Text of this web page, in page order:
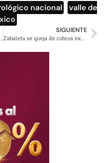
nacional
valle de
SIGUIENTE